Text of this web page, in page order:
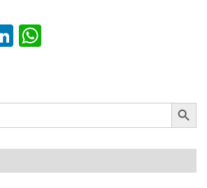
LinkedIn
Botón de